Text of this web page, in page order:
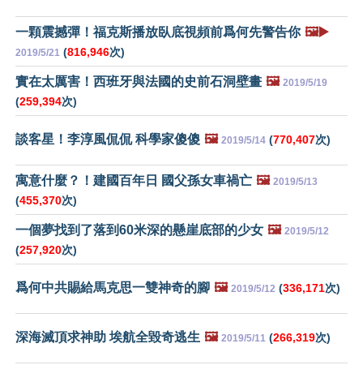
一顆震撼彈！福克斯播放臥底視頻前爲何先警告你 🖼️▶️
2019/5/21 (816,946次)
實在太厲害！西班牙與法國的史前石洞壁畫 🖼️ 2019/5/19
(259,394次)
談客星！李淳風侃侃 科學家傻傻 🖼️ 2019/5/14 (770,407次)
寓意什麼？！建國百年日 國父孫女車禍亡 🖼️ 2019/5/13
(455,370次)
一個夢找到了落到60米深的懸崖底部的少女 🖼️ 2019/5/12
(257,920次)
爲何中共賜給馬克思一雙神奇的腳 🖼️ 2019/5/12 (336,171次)
深海滅頂求神助 埃航全毀奇逃生 🖼️ 2019/5/11 (266,319次)